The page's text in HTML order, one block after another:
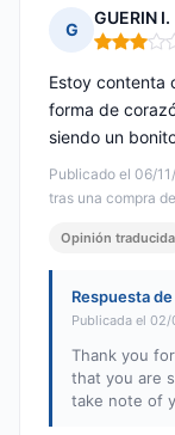
G
GUERIN I.
Nota: 3 de
Publicado el 06/
tras una compra
Estoy contenta
forma de
siendo un
Opinión traducida
Respuesta
Publicada el
Thank you
that you are
take note of